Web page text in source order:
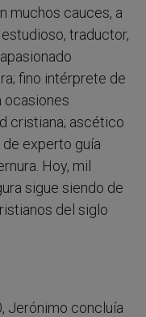
muchos cauces, a
traductor,
fino intérprete de
ocasiones
cristiana; ascético
experto guía
Hoy, mil
sigue siendo de
del siglo
Jerónimo concluía